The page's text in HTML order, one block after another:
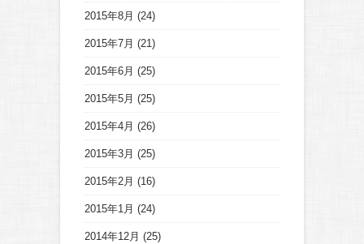
2015年8月 (24)
2015年7月 (21)
2015年6月 (25)
2015年5月 (25)
2015年4月 (26)
2015年3月 (25)
2015年2月 (16)
2015年1月 (24)
2014年12月 (25)